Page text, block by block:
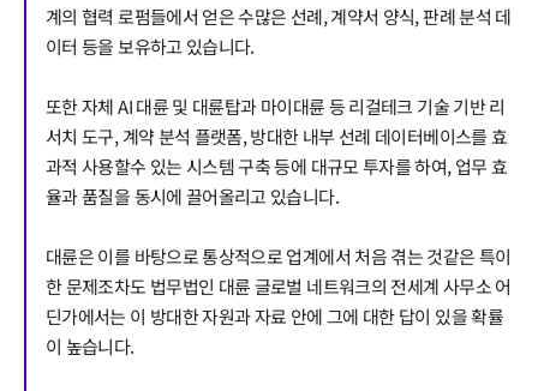
계의 협력 로펌들에서 얻은 수많은 선례, 계약서 양식, 판례 분석 데
이터 등을 보유하고 있습니다.
또한 자체 AI 대륜 및 대륜탑과 마이대륜 등 리걸테크 기술 기반 리
서치 도구, 계약 분석 플랫폼, 방대한 내부 선례 데이터베이스를 효
과적 사용할수 있는 시스템 구축 등에 대규모 투자를 하여, 업무 효
율과 품질을 동시에 끌어올리고 있습니다.
대륜은 이를 바탕으로 통상적으로 업계에서 처음 겪는 것같은 특이
한 문제조차도 법무법인 대륜 글로벌 네트워크의 전세계 사무소 어
딘가에서는 이 방대한 자원과 자료 안에 그에 대한 답이 있을 확률
이 높습니다.